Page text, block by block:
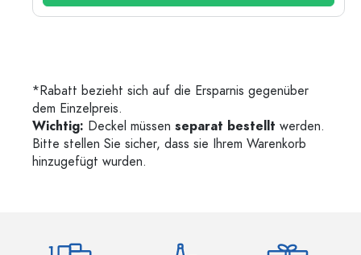
*Rabatt bezieht sich auf die Ersparnis gegenüber
dem Einzelpreis.
Wichtig: Deckel müssen separat bestellt werden.
Bitte stellen Sie sicher, dass sie Ihrem Warenkorb
hinzugefügt wurden.